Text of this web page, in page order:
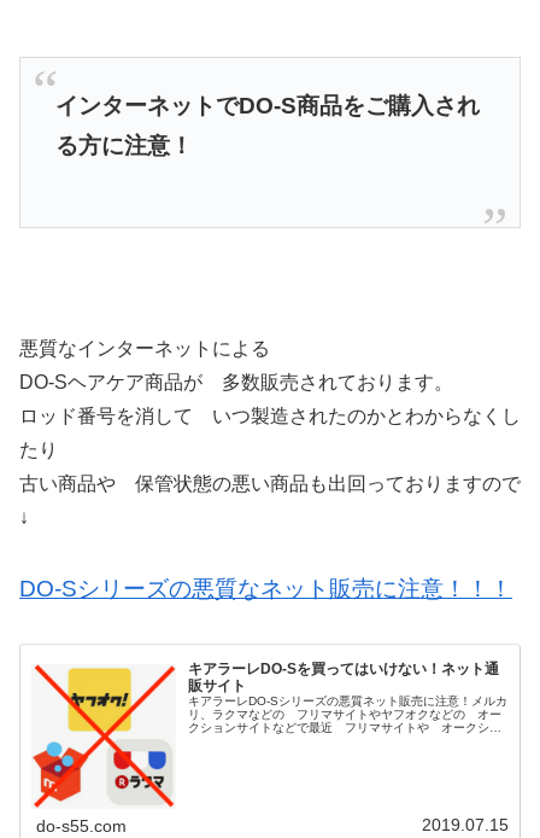
インターネットでDO-S商品をご購入され
る方に注意！
悪質なインターネットによる
DO-Sヘアケア商品が 多数販売されております。
ロッド番号を消して いつ製造されたのかとわからなくし
たり
古い商品や 保管状態の悪い商品も出回っておりますので
↓
DO-Sシリーズの悪質なネット販売に注意！！！
キアラーレDO-Sを買ってはいけない！ネット通
販サイト
キアラーレDO-Sシリーズの悪質ネット販売に注意！メルカ
リ、ラクマなどの フリマサイトやヤフオクなどの オー
クションサイトなどで最近 フリマサイトや オークショ
do-s55.com 2019.07.15